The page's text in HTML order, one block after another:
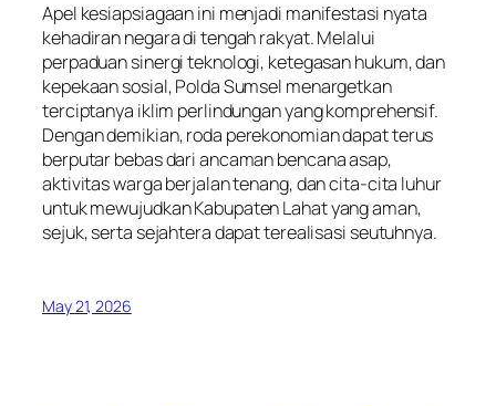
Apel kesiapsiagaan ini menjadi manifestasi nyata
kehadiran negara di tengah rakyat. Melalui
perpaduan sinergi teknologi, ketegasan hukum, dan
kepekaan sosial, Polda Sumsel menargetkan
terciptanya iklim perlindungan yang komprehensif.
Dengan demikian, roda perekonomian dapat terus
berputar bebas dari ancaman bencana asap,
aktivitas warga berjalan tenang, dan cita-cita luhur
untuk mewujudkan Kabupaten Lahat yang aman,
sejuk, serta sejahtera dapat terealisasi seutuhnya.
May 21, 2026